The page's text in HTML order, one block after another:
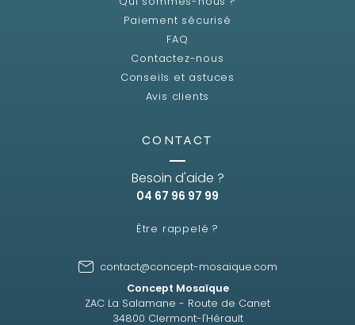
Paiement sécurisé
FAQ
Contactez-nous
Conseils et astuces
Avis clients
CONTACT
Besoin d'aide ?
04 67 96 97 99
Être rappelé ?
contact@concept-mosaique.com
Concept Mosaïque
ZAC La Salamane - Route de Canet
34800 Clermont-l'Hérault